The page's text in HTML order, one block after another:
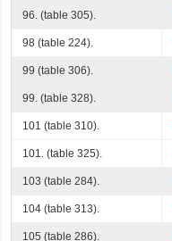
96. (table 305).
98 (table 224).
99 (table 306).
99. (table 328).
101 (table 310).
101. (table 325).
103 (table 284).
104 (table 313).
105 (table 286).